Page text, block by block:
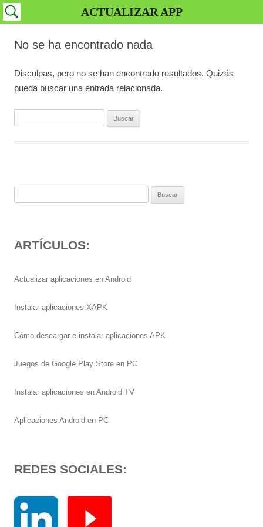
No se ha encontrado nada
Disculpas, pero no se han encontrado resultados. Quizás
pueda buscar una entrada relacionada.
ARTÍCULOS:
Actualizar aplicaciones en Android
Instalar aplicaciones XAPK
Cómo descargar e instalar aplicaciones APK
Juegos de Google Play Store en PC
Instalar aplicaciones en Android TV
Aplicaciones Android en PC
REDES SOCIALES:
ACTUALIZAR APP